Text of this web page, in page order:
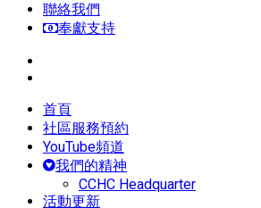
聯絡我們
奉獻支持
首頁
社區服務預約
YouTube頻道
我們的精神
CCHC Headquarter
活動更新